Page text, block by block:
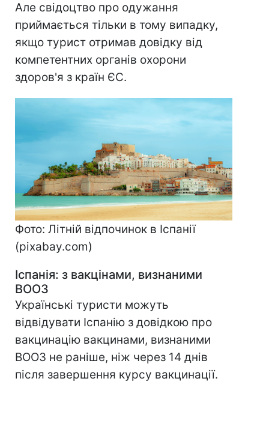
Але свідоцтво про одужання
приймається тільки в тому випадку,
якщо турист отримав довідку від
компетентних органів охорони
здоров'я з країн ЄС.
Фото: Літній відпочинок в Іспанії
(pixabay.com)
Іспанія: з вакцінами, визнаними
ВООЗ
Українські туристи можуть
відвідувати Іспанію з довідкою про
вакцинацію вакцинами, визнаними
ВООЗ не раніше, ніж через 14 днів
після завершення курсу вакцинації.